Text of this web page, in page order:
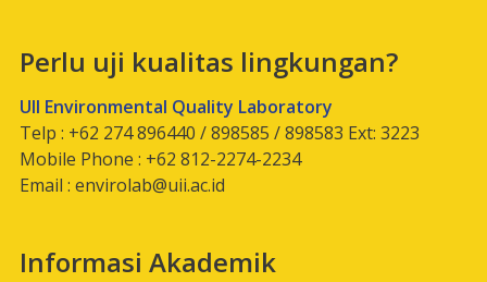
Perlu uji kualitas lingkungan?
UII Environmental Quality Laboratory
Telp : +62 274 896440 / 898585 / 898583 Ext: 3223
Mobile Phone : +62 812-2274-2234
Email : envirolab@uii.ac.id
Informasi Akademik